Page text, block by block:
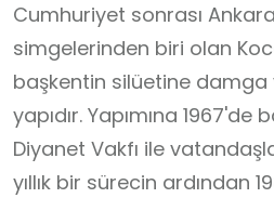
Cumhuriyet sonrası
simgelerinden biri olan
başkentin silüetine damga
yapıdır. Yapımına 1967'de
Diyanet Vakfı ile
yıllık bir sürecin ardından